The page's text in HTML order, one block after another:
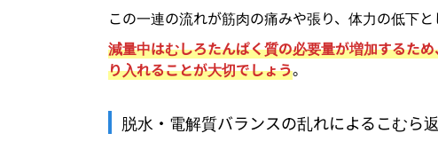
この一連の流れが筋肉の痛みや張り、体力の低下と
減量中はむしろたんぱく質の必要量が増加するた
り入れることが大切でしょう。
脱水・電解質バランスの乱れによるこむら